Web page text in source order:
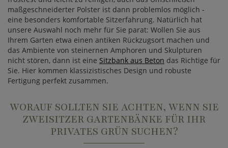
maßgeschneiderter Polster ist dann problemlos möglich -
eine besonders komfortable Sitzerfahrung. Natürlich hat
unsere Auswahl noch mehr für Sie parat: Wollen Sie aus
Ihrem Garten etwa einen antiken Rückzugsort machen und
das Ambiente von steinernen Amphoren und Skulpturen
nicht stören, dann ist eine Sitzbank aus Beton das Richtige für
Sie. Hier kommen klassizistisches Design und robuste
Fertigung perfekt zusammen.
WORAUF SOLLTEN SIE ACHTEN, WENN SIE
ZWEISITZER GARTENBÄNKE FÜR IHR
PRIVATES GRÜN SUCHEN?